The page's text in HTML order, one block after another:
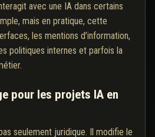
avec une IA dans certains
mais en pratique, cette
les mentions d’information,
politiques internes et parfois la
pour les projets IA en
seulement juridique. Il modifie le